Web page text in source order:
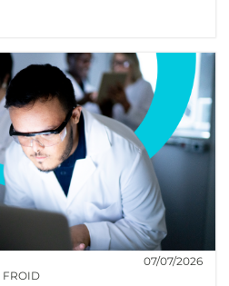
FROID
07/07/2026